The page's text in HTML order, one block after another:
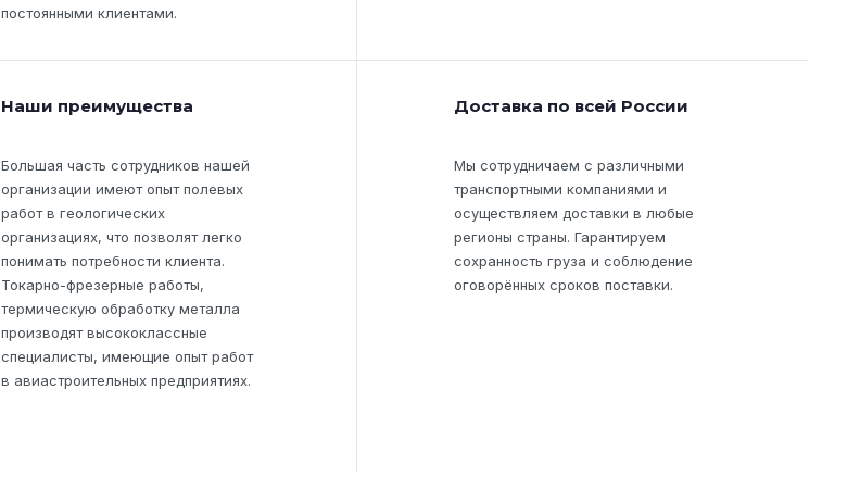
постоянными клиентами.
Наши преимущества
Большая часть сотрудников нашей
организации имеют опыт полевых
работ в геологических
организациях, что позволят легко
понимать потребности клиента.
Токарно-фрезерные работы,
термическую обработку металла
производят высококлассные
специалисты, имеющие опыт работ
в авиастроительных предприятиях.
Доставка по всей России
Мы сотрудничаем с различными
транспортными компаниями и
осуществляем доставки в любые
регионы страны. Гарантируем
сохранность груза и соблюдение
оговорённых сроков поставки.